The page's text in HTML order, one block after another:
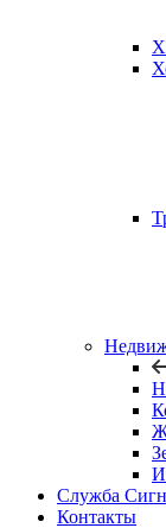
Служба
Контакты